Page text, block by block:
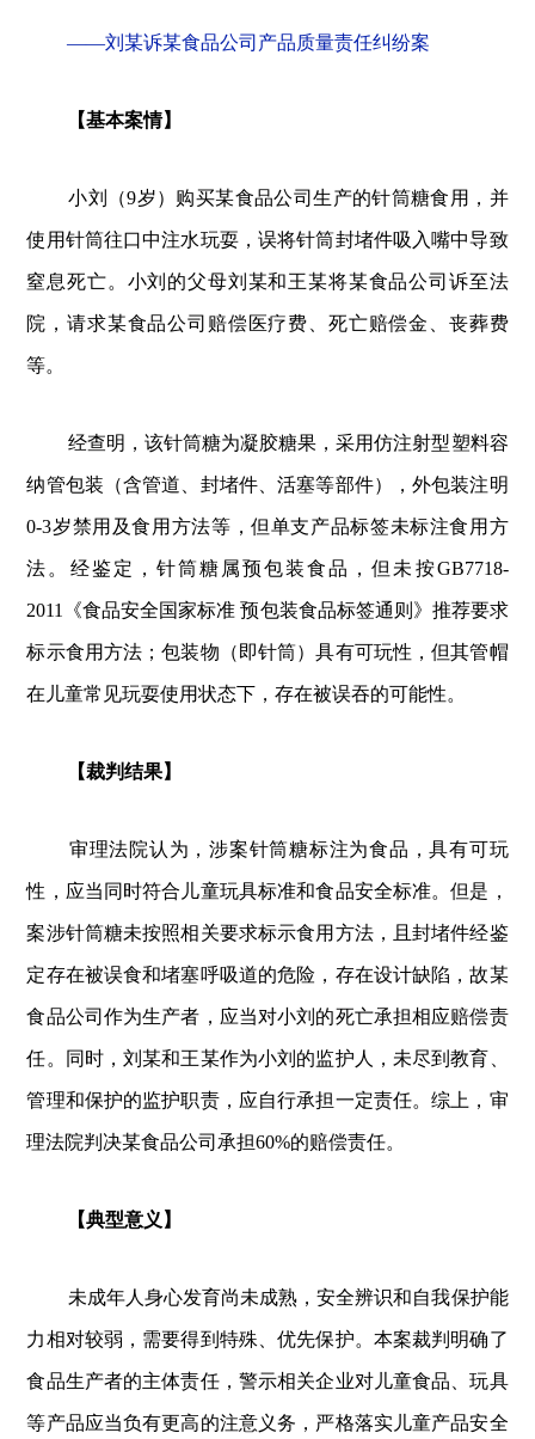
——刘某诉某食品公司产品质量责任纠纷案
【基本案情】
小刘（9岁）购买某食品公司生产的针筒糖食用，并
使用针筒往口中注水玩耍，误将针筒封堵件吸入嘴中导致
窒息死亡。小刘的父母刘某和王某将某食品公司诉至法
院，请求某食品公司赔偿医疗费、死亡赔偿金、丧葬费
等。
经查明，该针筒糖为凝胶糖果，采用仿注射型塑料容
纳管包装（含管道、封堵件、活塞等部件），外包装注明
0-3岁禁用及食用方法等，但单支产品标签未标注食用方
法。经鉴定，针筒糖属预包装食品，但未按GB7718-
2011《食品安全国家标准 预包装食品标签通则》推荐要求
标示食用方法；包装物（即针筒）具有可玩性，但其管帽
在儿童常见玩耍使用状态下，存在被误吞的可能性。
【裁判结果】
审理法院认为，涉案针筒糖标注为食品，具有可玩
性，应当同时符合儿童玩具标准和食品安全标准。但是，
案涉针筒糖未按照相关要求标示食用方法，且封堵件经鉴
定存在被误食和堵塞呼吸道的危险，存在设计缺陷，故某
食品公司作为生产者，应当对小刘的死亡承担相应赔偿责
任。同时，刘某和王某作为小刘的监护人，未尽到教育、
管理和保护的监护职责，应自行承担一定责任。综上，审
理法院判决某食品公司承担60%的赔偿责任。
【典型意义】
未成年人身心发育尚未成熟，安全辨识和自我保护能
力相对较弱，需要得到特殊、优先保护。本案裁判明确了
食品生产者的主体责任，警示相关企业对儿童食品、玩具
等产品应当负有更高的注意义务，严格落实儿童产品安全